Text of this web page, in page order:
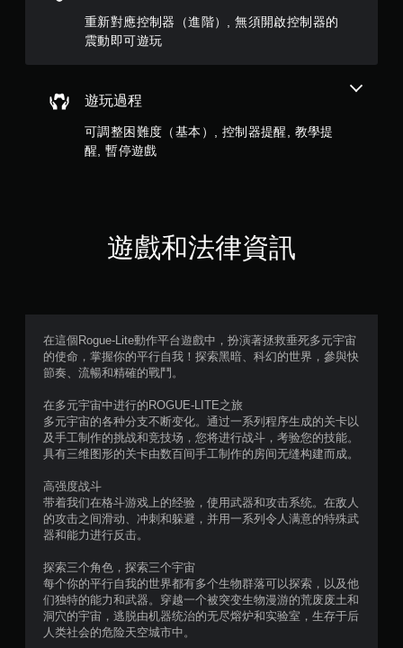
9
則
評
重新對應控制器（進階）, 無須開啟控制器的
震動即可遊玩
遊玩過程
可調整困難度（基本）, 控制器提醒, 教學提
醒, 暫停遊戲
遊戲和法律資訊
在這個Rogue-Lite動作平台遊戲中，扮演著拯救垂死多元宇宙
的使命，掌握你的平行自我！探索黑暗、科幻的世界，參與快
節奏、流暢和精確的戰鬥。
在多元宇宙中进行的ROGUE-LITE之旅
多元宇宙的各种分支不断变化。通过一系列程序生成的关卡以
及手工制作的挑战和竞技场，您将进行战斗，考验您的技能。
具有三维图形的关卡由数百间手工制作的房间无缝构建而成。
高强度战斗
带着我们在格斗游戏上的经验，使用武器和攻击系统。在敌人
的攻击之间滑动、冲刺和躲避，并用一系列令人满意的特殊武
器和能力进行反击。
探索三个角色，探索三个宇宙
每个你的平行自我的世界都有多个生物群落可以探索，以及他
们独特的能力和武器。穿越一个被突变生物漫游的荒废废土和
洞穴的宇宙，逃脱由机器统治的无尽熔炉和实验室，生存于后
人类社会的危险天空城市中。